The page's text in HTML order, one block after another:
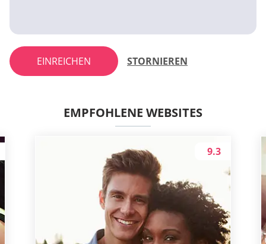
EINREICHEN STORNIEREN
EMPFOHLENE WEBSITES
9.3